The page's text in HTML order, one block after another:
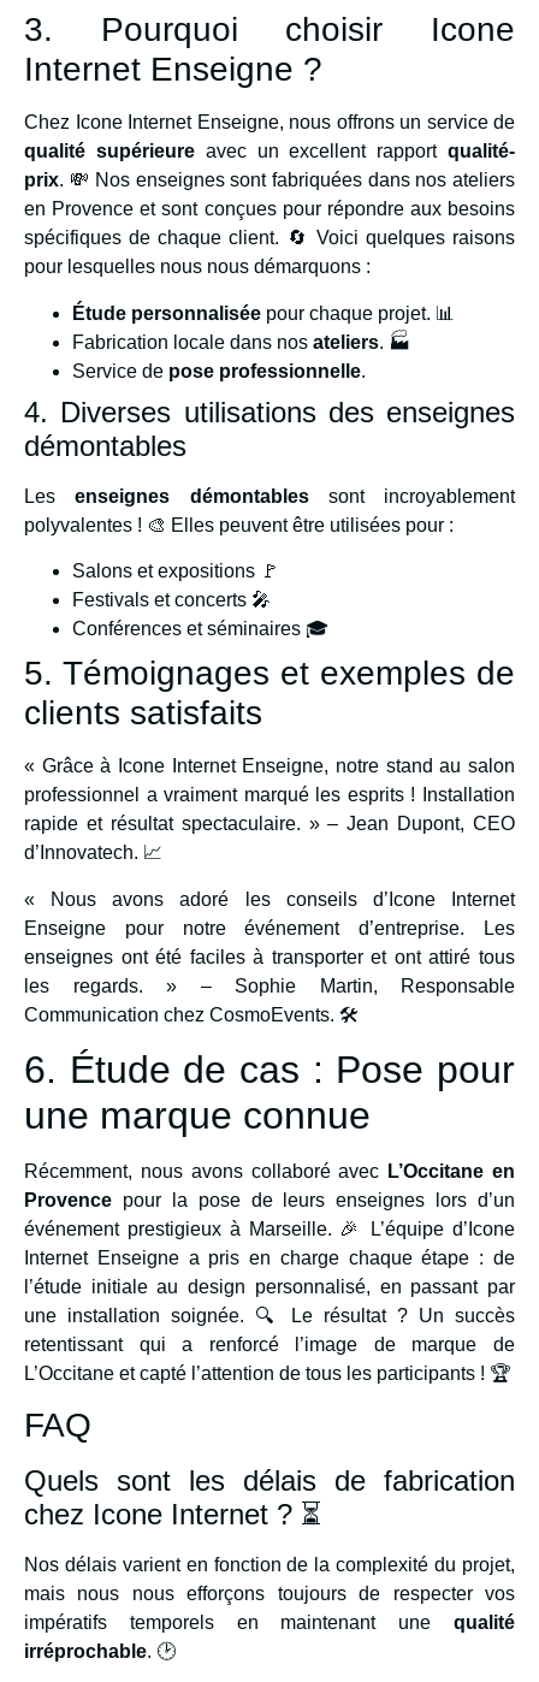
3. Pourquoi choisir Icone
Internet Enseigne ?
Chez Icone Internet Enseigne, nous offrons un service de
qualité supérieureavec un excellent rapportqualité-
prix. 💸 Nos enseignes sont fabriquées dans nos ateliers
en Provence et sont conçues pour répondre aux besoins
spécifiques de chaque client. 🔄 Voici quelques raisons
pour lesquelles nous nous démarquons :
Étude personnalisée pour chaque projet. 📊
Fabrication locale dans nos ateliers. 🏭
Service de pose professionnelle.
4. Diverses utilisations des enseignes
démontables
Lesenseignes démontablessont incroyablement
polyvalentes ! 🎨 Elles peuvent être utilisées pour :
Salons et expositions 🚩
Festivals et concerts 🎤
Conférences et séminaires 🎓
5. Témoignages et exemples de
clients satisfaits
« Grâce à Icone Internet Enseigne, notre stand au salon
professionnel a vraiment marqué les esprits ! Installation
rapide et résultat spectaculaire. » – Jean Dupont, CEO
d’Innovatech. 📈
« Nous avons adoré les conseils d’Icone Internet
Enseigne pour notre événement d’entreprise. Les
enseignes ont été faciles à transporter et ont attiré tous
les regards. » – Sophie Martin, Responsable
Communication chez CosmoEvents. 🛠️
6. Étude de cas : Pose pour
une marque connue
Récemment, nous avons collaboré avec L’Occitane en
Provence pour la pose de leurs enseignes lors d’un
événement prestigieux à Marseille. 🎉 L’équipe d’Icone
Internet Enseigne a pris en charge chaque étape : de
l’étude initiale au design personnalisé, en passant par
une installation soignée. 🔍 Le résultat ? Un succès
retentissant qui a renforcé l’image de marque de
L’Occitane et capté l’attention de tous les participants ! 🏆
FAQ
Quels sont les délais de fabrication
chez Icone Internet ? ⏳
Nos délais varient en fonction de la complexité du projet,
mais nous nous efforçons toujours de respecter vos
impératifs temporels en maintenant une qualité
irréprochable. 🕑